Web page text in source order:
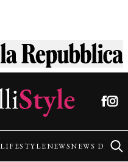
LIFESTYLENEWSNEWS